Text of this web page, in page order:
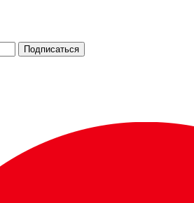
Подписаться